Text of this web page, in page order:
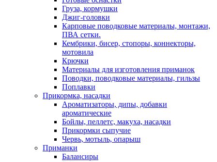
Груза, кормушки
Джиг-головки
Карповые поводковые материалы, монтажи,
ПВА сетки.
Кембрики, бисер, стопоры, коннекторы,
мотовила
Крючки
Материалы для изготовления приманок
Поводки, поводковые материалы, гильзы
Поплавки
Прикормка, насадки
Ароматизаторы, дипы, добавки
ароматические
Бойлы, пеллетс, макуха, насадки
Прикормки сыпучие
Червь, мотыль, опарыш
Приманки
Балансиры